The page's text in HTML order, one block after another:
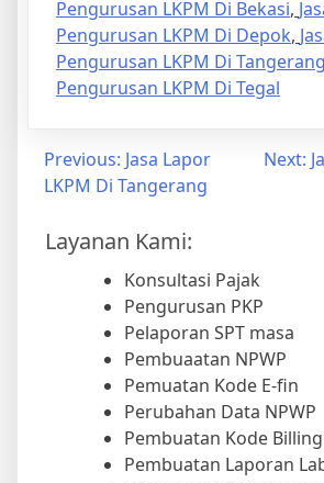
Pengurusan LKPM Di Bekasi,
Pengurusan LKPM Di Depok,
Pengurusan LKPM Di Tangerang
Pengurusan LKPM Di Tegal
Previous: Jasa Lapor
LKPM Di Tangerang
Next:
Layanan Kami:
Konsultasi Pajak
Pengurusan PKP
Pelaporan SPT masa
Pembuaatan NPWP
Pemuatan Kode E-fin
Perubahan Data NPWP
Pembuatan Kode Billing
Pembuatan Laporan